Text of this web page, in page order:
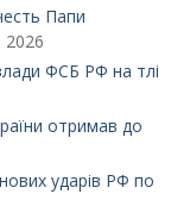
Папи
2026
ФСБ РФ на тлі
отримав до
ударів РФ по